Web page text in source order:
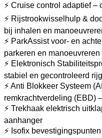
⚡ Cruise control adaptief
⚡ Rijstrookwisselhulp &
bij inhalen en
⚡ ParkAssist voor- en
parkeren en manoeuvreren
⚡ Elektronisch
stabiel en gecontroleerd
⚡ Anti Blokkeer Systeem
remkrachtverdeling (EBD)
⚡ Trekhaak elektrisch
aanhanger
⚡ Isofix